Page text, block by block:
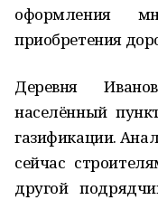
оформления
приобретения
Деревня
населённый
газификации.
сейчас
другой